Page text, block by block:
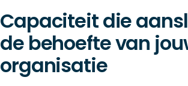
Capaciteit die
de behoefte van
organisatie